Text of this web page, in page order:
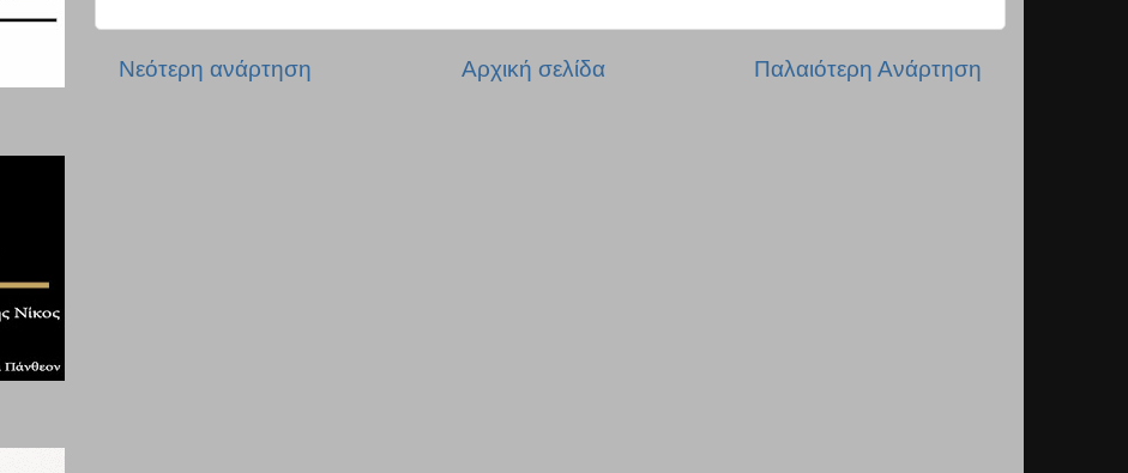
Νεότερη ανάρτηση Παλαιότερη Ανάρτηση
Αρχική σελίδα